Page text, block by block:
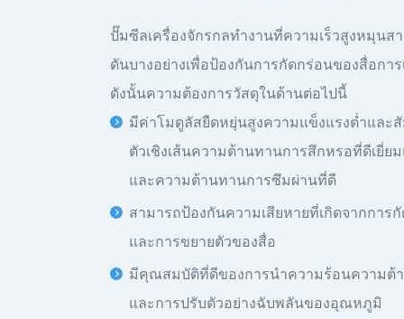
ปั๊มซีลเครื่องจักรกลทำงานที่ความเร็วสูงหมุน
ดันบางอย่างเพื่อป้องกันการกัดกร่อนของสื่อก
ดังนั้นความต้องการวัสดุในด้านต่อไปนี้
มีค่าโมดูลัสยืดหยุ่นสูงความแข็งแรงต่ำและ
ตัวเชิงเส้นความต้านทานการสึกหรอที่ดีเยี่ย
และความต้านทานการซึมผ่านที่ดี
สามารถป้องกันความเสียหายที่เกิดจากการ
และการขยายตัวของสื่อ
มีคุณสมบัติที่ดีของการนำความร้อนความต้
และการปรับตัวอย่างฉับพลันของอุณหภูมิ